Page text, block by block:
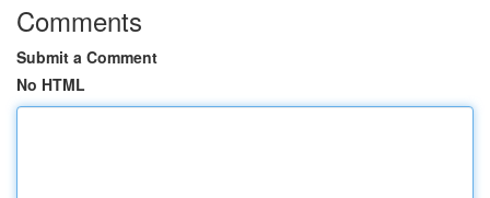
Comments
Submit a Comment
No HTML